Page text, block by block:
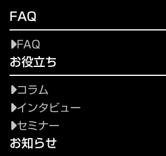
FAQ
FAQ
お役立ち
コラム
インタビュー
セミナー
お知らせ